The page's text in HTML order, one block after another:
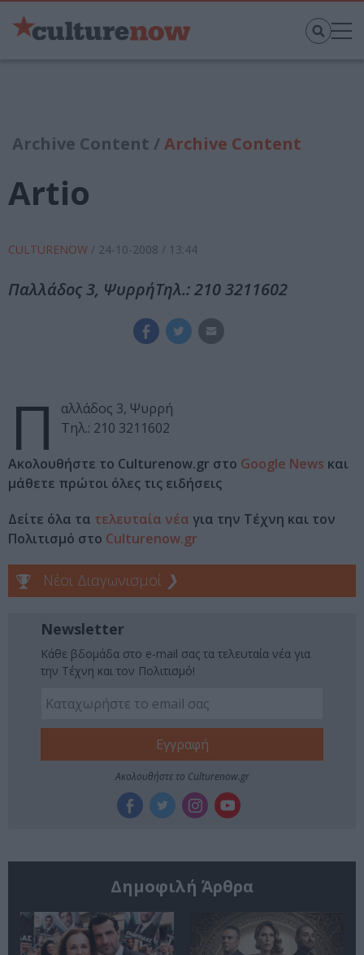
Archive Content /Archive Content
Artio
CULTURENOW / 24-10-2008 / 13:44
Παλλάδος 3, ΨυρρήΤηλ.: 210 3211602
Π
αλλάδος 3, Ψυρρή
Τηλ.: 210 3211602
Ακολουθήστε το Culturenow.gr στο Google News και
μάθετε πρώτοι όλες τις ειδήσεις
Δείτε όλα τα τελευταία νέα για την Τέχνη και τον
Πολιτισμό στο Culturenow.gr
Νέοι Διαγωνισμοί ❯
Newsletter
Κάθε βδομάδα στο e-mail σας τα τελευταία νέα για
την Τέχνη και τον Πολιτισμό!
Ακολουθήστε το Culturenow.gr
Δημοφιλή Άρθρα